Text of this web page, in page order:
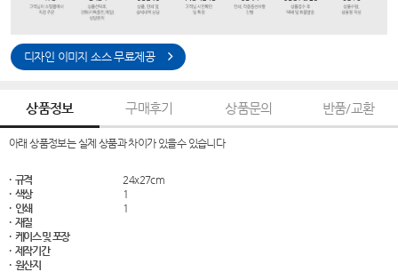
디자인 이미지 소스 무료제공
상품정보 구매후기 상품문의 반품/교환
아래 상품정보는 실제 상품과 차이가 있을수 있습니다
· 규격
24x27cm
· 색상
1
· 인쇄
1
· 재질
· 케이스 및 포장
· 제작기간
· 원산지